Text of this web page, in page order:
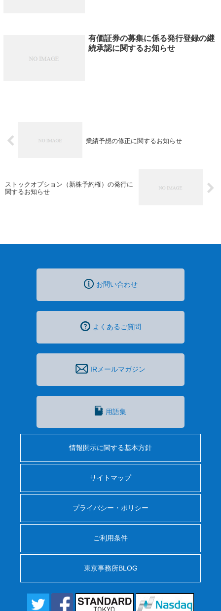
有価証券の募集に係る発行登録の継
続承認に関するお知らせ
業績予想の修正に関するお知らせ
ストックオプション（新株予約権）の発行に
関するお知らせ
お問い合わせ
よくあるご質問
IRメールマガジン
用語集
情報開示に関する基本方針
サイトマップ
プライバシー・ポリシー
ご利用条件
東京事務所BLOG